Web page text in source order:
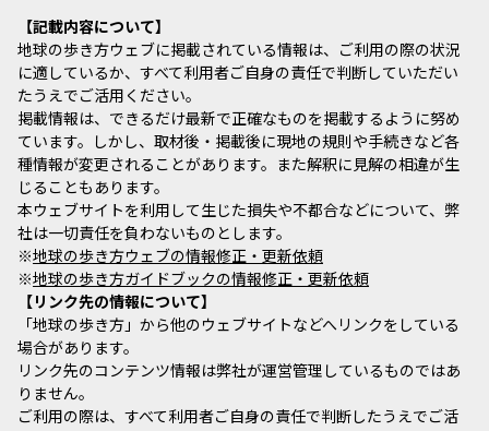
記載内容について
地球の歩き方ウェブに掲載されている情報は、ご利用の際の状況
に適しているか、すべて利用者ご自身の責任で判断していただい
たうえでご活用ください。
掲載情報は、できるだけ最新で正確なものを掲載するように努め
ています。しかし、取材後・掲載後に現地の規則や手続きなど各
種情報が変更されることがあります。また解釈に見解の相違が生
じることもあります。
本ウェブサイトを利用して生じた損失や不都合などについて、弊
社は一切責任を負わないものとします。
※地球の歩き方ウェブの情報修正・更新依頼
※地球の歩き方ガイドブックの情報修正・更新依頼
リンク先の情報について
「地球の歩き方」から他のウェブサイトなどへリンクをしている
場合があります。
リンク先のコンテンツ情報は弊社が運営管理しているものではあ
りません。
ご利用の際は、すべて利用者ご自身の責任で判断したうえでご活